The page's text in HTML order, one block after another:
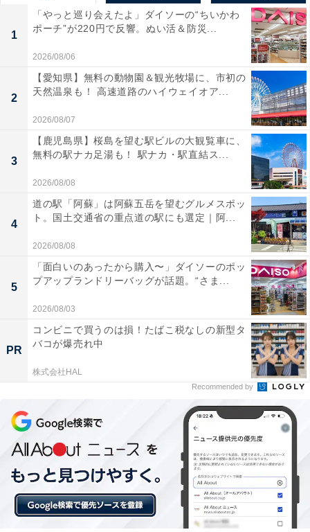
1
「やっと巡り会えたよ」ダイソーの“ちいかわ
ポーチ”が220円で反響。ぬい活＆防災...
2026/08/06
2
【愛知県】無料の動物園＆観光牧場に、市初の
天然温泉も！ 高速道路のハイウェイオア...
2026/08/07
3
【鹿児島県】桜島を望む駅ビルの大観覧車に、
無料の駅ナカ足湯も！ 駅ナカ・駅直結ス...
2026/08/08
4
道の駅「阿蘇」は阿蘇五岳を望むグルメスポッ
ト。国土交通省の重点道の駅にも選定｜阿...
2026/08/08
5
「面白いのあったから購入〜」ダイソーのポッ
プアップランドリーバッグが話題。“さま...
2026/08/03
PR
コンビニで買うのは損！たばこ税なしの新型タ
バコが爆売れ中
株式会社HAL
Recommended by